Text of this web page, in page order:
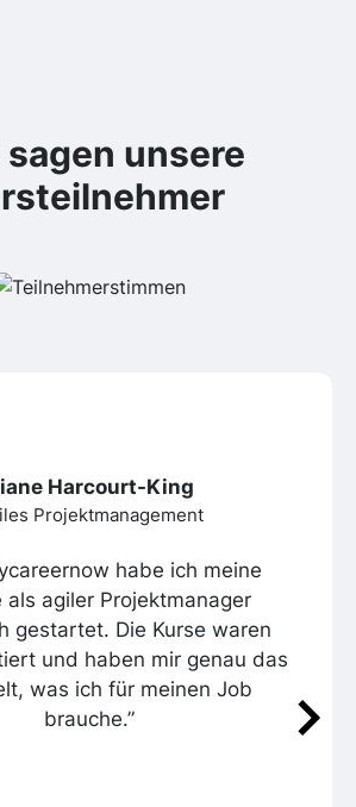
sagen unsere
Harcourt-King
Projektmanagement
habe ich meine
als agiler Projektmanager
gestartet. Die Kurse waren
und haben mir genau das
was ich für meinen Job
brauche.”